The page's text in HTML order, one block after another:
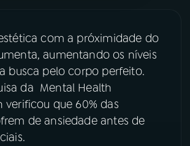
DE MÚSICA
NACIONAL
com a próximidade do
aumentando os níveis
busca pelo corpo perfeito.
da Mental Health
verificou que 60% das
de ansiedade antes de